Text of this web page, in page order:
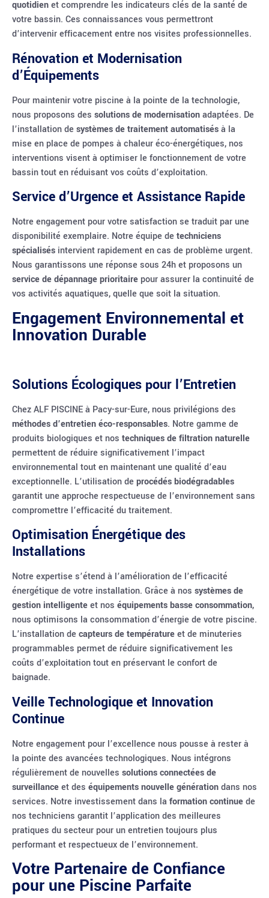
quotidienet comprendre les indicateurs clés de la santé de
votre bassin. Ces connaissances vous permettront
d’intervenir efficacement entre nos visites professionnelles.
Rénovation et Modernisation
d’Équipements
Pour maintenir votre piscine à la pointe de la technologie,
nous proposons des solutions de modernisationadaptées. De
l’installation de systèmes de traitement automatisésà la
mise en place de pompes à chaleur éco-énergétiques, nos
interventions visent à optimiser le fonctionnement de votre
bassin tout en réduisant vos coûts d’exploitation.
Service d’Urgence et Assistance Rapide
Notre engagement pour votre satisfaction se traduit par une
disponibilité exemplaire. Notre équipe de techniciens
spécialisés intervient rapidement en cas de problème urgent.
Nous garantissons une réponse sous 24h et proposons un
service de dépannage prioritaire pour assurer la continuité de
vos activités aquatiques, quelle que soit la situation.
Engagement Environnemental et
Innovation Durable
Solutions Écologiques pour l’Entretien
Chez ALF PISCINE à Pacy-sur-Eure, nous privilégions des
méthodes d’entretien éco-responsables. Notre gamme de
produits biologiques et nos techniques de filtration naturelle
permettent de réduire significativement l’impact
environnemental tout en maintenant une qualité d’eau
exceptionnelle. L’utilisation de procédés biodégradables
garantit une approche respectueuse de l’environnement sans
compromettre l’efficacité du traitement.
Optimisation Énergétique des
Installations
Notre expertise s’étend à l’amélioration de l’efficacité
énergétique de votre installation. Grâce à nos systèmes de
gestion intelligenteet nos équipements basse consommation,
nous optimisons la consommation d’énergie de votre piscine.
L’installation de capteurs de températureet de minuteries
programmables permet de réduire significativement les
coûts d’exploitation tout en préservant le confort de
baignade.
Veille Technologique et Innovation
Continue
Notre engagement pour l’excellence nous pousse à rester à
la pointe des avancées technologiques. Nous intégrons
régulièrement de nouvelles solutions connectées de
surveillanceet des équipements nouvelle générationdans nos
services. Notre investissement dans la formation continuede
nos techniciens garantit l’application des meilleures
pratiques du secteur pour un entretien toujours plus
performant et respectueux de l’environnement.
Votre Partenaire de Confiance
pour une Piscine Parfaite